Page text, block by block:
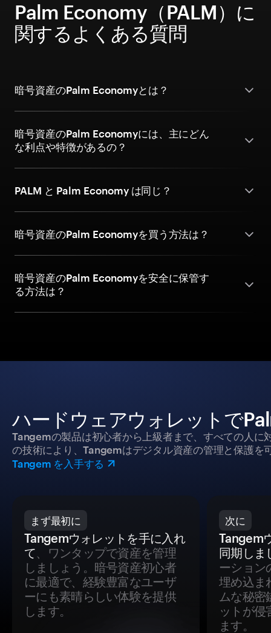
Palm Economy（PALM）に
関するよくある質問
暗号資産のPalm Economyとは？
暗号資産のPalm Economyには、主にどん
な利点や特徴があるの？
PALM と Palm Economy は同じ？
暗号資産のPalm Economyを買う方法は？
暗号資産のPalm Economyを安全に保管す
る方法は？
ハードウェアウォレットで
Tangemの製品は初心者から上級者まで、すべての人に
の技術により、Tangemはデジタル資産の管理と保護を
Tangem を入手する
まず最初に
Tangemウォレットを手に入れ
て、ワンタップで資産を管理
しましょう。暗号資産初心者
に最適で、経験豊富なユーザ
ーにも素晴らしい体験を提供
します。
次に
Tangem
同期しま
ーション
埋め込ま
ムな秘密
ットが侵
ます。